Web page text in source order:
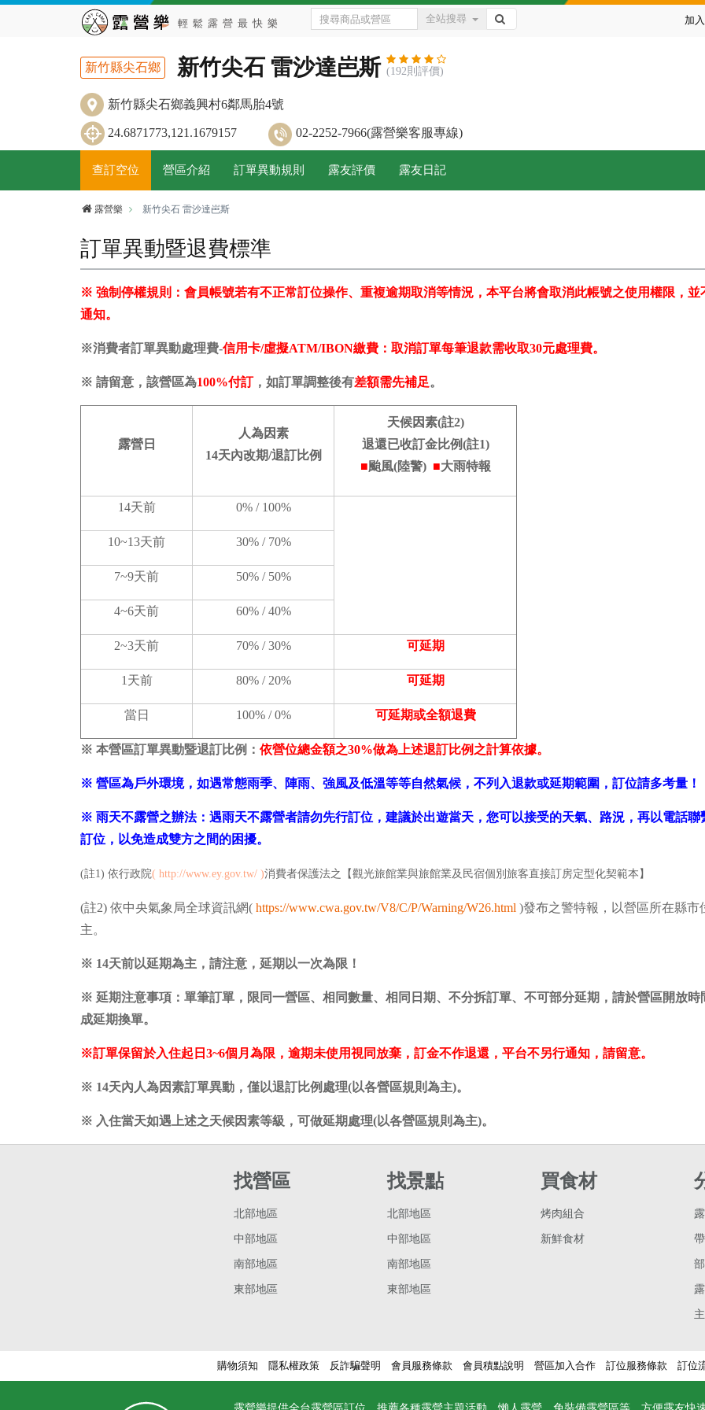
全站搜尋 加
新竹縣尖石鄉 新竹尖石 雷沙達岜斯 (192則評價)
新竹縣尖石鄉義興村6鄰馬胎4號
24.6871773,121.1679157 02-2252-7966(露營樂客服專線)
查訂空位 營區介紹 訂單異動規則 露友評價 露友日記
露營樂 新竹尖石 雷沙達岜斯
訂單異動暨退費標準
※ 強制停權規則：會員帳號若有不正常訂位操作、重複逾期取消等情況，本平台將會取消此帳號之使用權限，並
通知。
※消費者訂單異動處理費-信用卡/虛擬ATM/IBON繳費：取消訂單每筆退款需收取30元處理費。
※ 請留意，該營區為100%付訂，如訂單調整後有差額需先補足。
露營日
人為因素
14天內改期/退訂比例
天候因素(註2)
退還已收訂金比例(註1)
■ 颱風(陸警) ■大雨特報
14天前 0% / 100%
10~13天前 30% / 70%
7~9天前 50% / 50%
4~6天前 60% / 40%
2~3天前 70% / 30% 可延期
1天前 80% / 20% 可延期
當日 100% / 0% 可延期或全額退費
※ 本營區訂單異動暨退訂比例： 依營位總金額之30%做為上述退訂比例之計算依據。
※ 營區為戶外環境，如遇常態雨季、陣雨、強風及低溫等等自然氣候，不列入退款或延期範圍，訂位請多考量！
※ 雨天不露營之辦法：遇雨天不露營者請勿先行訂位，建議於出遊當天，您可以接受的天氣、路況，再以電話聯
訂位，以免造成雙方之間的困擾。
(註1) 依行政院( http://www.ey.gov.tw/ )消費者保護法之【觀光旅館業與旅館業及民宿個別旅客直接訂房定型化契範本】
(註2) 依中央氣象局全球資訊網( https://www.cwa.gov.tw/V8/C/P/Warning/W26.html )發布之警特報，以營區所在縣市
主。
※ 14天前以延期為主，請注意，延期以一次為限！
※ 延期注意事項：單筆訂單，限同一營區、相同數量、相同日期、不分拆訂單、不可部分延期，請於營區開放時
成延期換單。
※訂單保留於入住起日3~6個月為限，逾期未使用視同放棄，訂金不作退還，平台不另行通知，請留意。
※ 14天內人為因素訂單異動，僅以退訂比例處理(以各營區規則為主)。
※ 入住當天如遇上述之天候因素等級，可做延期處理(以各營區規則為主)。
找營區
北部地區
中部地區
南部地區
東部地區
找景點
北部地區
中部地區
南部地區
東部地區
買食材
烤肉組合
新鮮食材
購物須知 隱私權政策 反詐騙聲明 會員服務條款 會員積點說明 營區加入合作 訂位服務條款 訂位